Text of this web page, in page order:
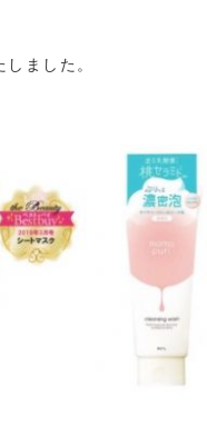
ました。